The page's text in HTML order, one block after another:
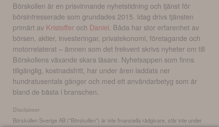
Börskollen är en prisvinnande nyhetstidning och tjänst för
börsintresserade som grundades 2015. Idag drivs tjänsten
primärt av Kristoffer och Daniel . Båda har stor erfarenhet av
börsen, aktier, investeringar, privatekonomi, företagande och
motorrelaterat – ämnen som det frekvent skrivs nyheter om till
Börskollens växande skara läsare. Nyhetsappen som finns
tillgänglig, kostnadsfritt, har under åren laddats ner
hundratusentals gånger och med ett användarbetyg som är
bland de bästa i branschen.
Disclaimer
Börskollen Sverige AB ("Börskollen") är inte finansiella rådgivare, står inte under